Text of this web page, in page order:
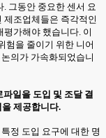
그동안 중요한 센서 요
제조업체들은 즉각적인
가해야 했습니다. 이
험을 줄이기 위한 니어
의가 가속화되었습니
일을 도입 및 조달 결
제공합니다.
정 도입 요구에 대한 명